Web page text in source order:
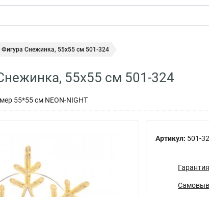
Фигура Снежинка, 55х55 см 501-324
55х55 см 501-324
55*55 см NEON-NIGHT
Артикул: 501-